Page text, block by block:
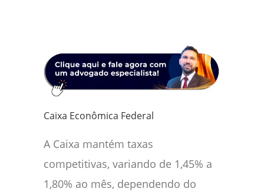
Caixa Econômica Federal
A Caixa mantém taxas
competitivas, variando de 1,45% a
1,80% ao mês, dependendo do